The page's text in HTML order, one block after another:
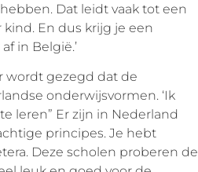
Dat leidt vaak tot een
En dus krijg je een
in België.’
wordt gezegd dat de
onderwijsvormen. ‘Ik
leren” Er zijn in Nederland
principes. Je hebt
Deze scholen proberen de